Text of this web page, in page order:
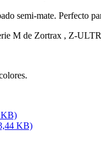
semi-mate. Perfecto
M de Zortrax , Z-
KB)
KB)